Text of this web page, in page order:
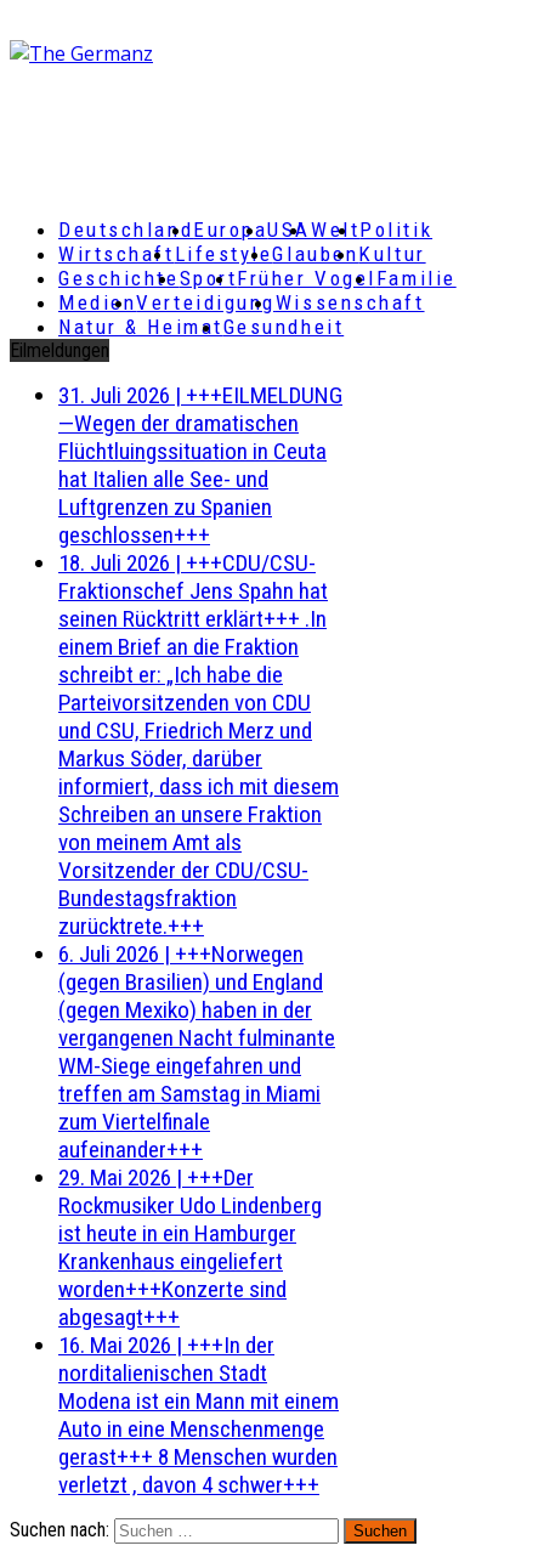
DeutschlandEuropaUSAWeltPolitik
Wirtschaft LifestyleGlaubenKultur
GeschichteSportFrüher Vogel Familie
MedienVerteidigungWissenschaft
Natur & HeimatGesundheit
Eilmeldungen
31. Juli 2026 | +++EILMELDUNG
—Wegen der dramatischen
Flüchtluingssituation in Ceuta
hat Italien alle See- und
Luftgrenzen zu Spanien
geschlossen+++
18. Juli 2026 | +++CDU/CSU-
Fraktionschef Jens Spahn hat
seinen Rücktritt erklärt+++ .In
einem Brief an die Fraktion
schreibt er: „Ich habe die
Parteivorsitzenden von CDU
und CSU, Friedrich Merz und
Markus Söder, darüber
informiert, dass ich mit diesem
Schreiben an unsere Fraktion
von meinem Amt als
Vorsitzender der CDU/CSU-
Bundestagsfraktion
zurücktrete.+++
6. Juli 2026 | +++Norwegen
(gegen Brasilien) und England
(gegen Mexiko) haben in der
vergangenen Nacht fulminante
WM-Siege eingefahren und
treffen am Samstag in Miami
zum Viertelfinale
aufeinander+++
29. Mai 2026 | +++Der
Rockmusiker Udo Lindenberg
ist heute in ein Hamburger
Krankenhaus eingeliefert
worden+++Konzerte sind
abgesagt+++
16. Mai 2026 | +++In der
norditalienischen Stadt
Modena ist ein Mann mit einem
Auto in eine Menschenmenge
gerast+++ 8 Menschen wurden
verletzt , davon 4 schwer+++
Suchen nach: